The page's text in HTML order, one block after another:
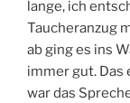
lange, ich
Taucheranzug
ab ging es ins
immer gut. Das
war das